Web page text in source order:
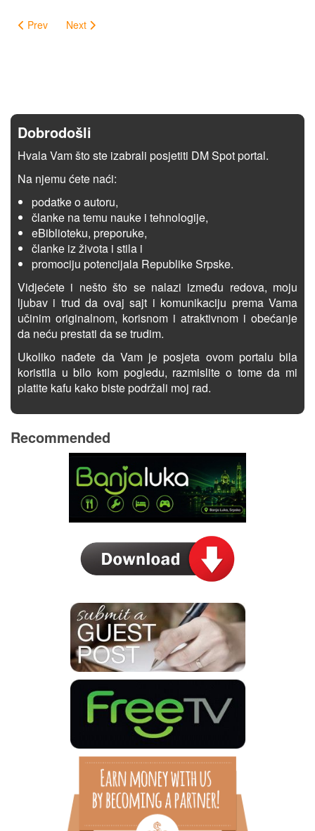
Prev Next
Dobrodošli
Hvala Vam što ste izabrali posjetiti DM Spot portal.
Na njemu ćete naći:
podatke o autoru,
članke na temu nauke i tehnologije,
eBiblioteku, preporuke,
članke iz života i stila i
promociju potencijala Republike Srpske.
Vidjećete i nešto što se nalazi između redova, moju
ljubav i trud da ovaj sajt i komunikaciju prema Vama
učinim originalnom, korisnom i atraktivnom i obećanje
da neću prestati da se trudim.
Ukoliko nađete da Vam je posjeta ovom portalu bila
koristila u bilo kom pogledu, razmislite o tome da mi
platite kafu kako biste podržali moj rad.
Recommended